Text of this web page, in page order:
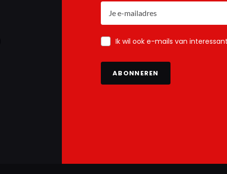
Ik wil ook e-mails van
ABONNEREN